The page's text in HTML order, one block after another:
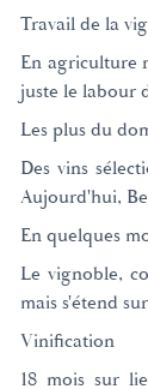
Travail de la
En agriculture
juste le labour
Les plus du
Des vins
Aujourd'hui,
En quelques
Le vignoble,
mais s'étend
Vinification
18 mois sur